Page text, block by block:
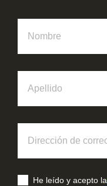
correo
electrónico
He leído y acepto la